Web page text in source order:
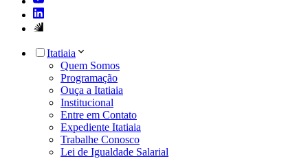
Itatiaia
Quem Somos
Programação
Ouça a Itatiaia
Institucional
Entre em Contato
Expediente Itatiaia
Trabalhe Conosco
Lei de Igualdade Salarial